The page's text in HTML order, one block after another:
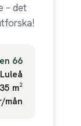
– det
66
Luleå
m²
mån